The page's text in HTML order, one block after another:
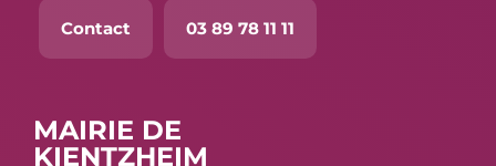
Contact 03 89 78 11 11
MAIRIE DE
KIENTZHEIM